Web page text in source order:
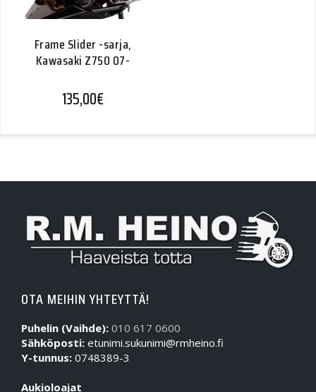
Frame Slider -sarja,
Kawasaki Z750 07-
135,00€
OTA MEIHIN YHTEYTTÄ!
Puhelin (Vaihde): 010 617 0600
Sähköposti: etunimi.sukunimi@rmheino.fi
Y-tunnus: 0748389-3
Aukioloajat